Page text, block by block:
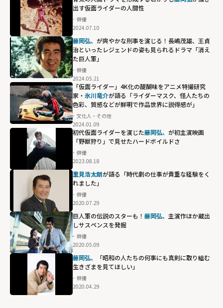
出す仮面ライダーの人間性
俳優
2024.07.10
藤岡弘、 が爽やかな刑事を演じる！長嶋茂雄、王貞
治といったレジェンドの姿も見られるドラマ「消え
た巨人軍」
俳優
2024.05.21
「仮面ライダー」4K化の醍醐味をアニメ特撮研究
家・ 氷川竜介が語る「ライダーマスク、怪人たちの
色彩、質感などが鮮明で作品世界に説得感が」
文化人・その他
2024.01.09
初代仮面ライダーを演じた藤岡弘、 が初主演映画
「野獣狩り」で見せたハードボイルドさ
俳優
2023.08.18
里見浩太朗が語る「時代劇の仕事が貴重な経験をく
れました」
俳優
2020.07.29
巨人軍の伝説のスターも！ 藤岡弘、 主演作ほか蔵出
しサスペンスを発掘
俳優
2020.05.09
藤岡弘、
「昭和の人たちの何事にも真剣に取り組む
生きざまを見てほしい」
俳優
2020.04.29